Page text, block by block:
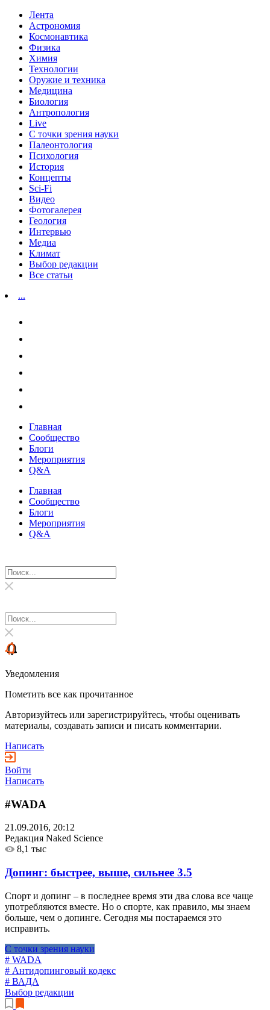
Лента
Астрономия
Космонавтика
Физика
Химия
Технологии
Оружие и техника
Медицина
Биология
Антропология
Live
С точки зрения науки
Палеонтология
Психология
История
Концепты
Sci-Fi
Видео
Фотогалерея
Геология
Интервью
Медиа
Климат
Выбор редакции
Все статьи
...
Главная
Сообщество
Блоги
Мероприятия
Q&A
Главная
Сообщество
Блоги
Мероприятия
Q&A
Уведомления
Пометить все как прочитанное
Авторизуйтесь или зарегистрируйтесь, чтобы оценивать
материалы, создавать записи и писать комментарии.
Написать
Войти
Написать
#WADA
21.09.2016, 20:12
Редакция Naked Science
8,1 тыс
Допинг: быстрее, выше, сильнее 3.5
Спорт и допинг – в последнее время эти два слова все чаще
употребляются вместе. Но о спорте, как правило, мы знаем
больше, чем о допинге. Сегодня мы постараемся это
исправить.
С точки зрения науки
# WADA
# Антидопинговый кодекс
# ВАДА
Выбор редакции